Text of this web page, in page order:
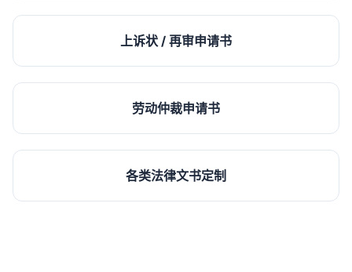
上诉状 / 再审申请书
劳动仲裁申请书
各类法律文书定制